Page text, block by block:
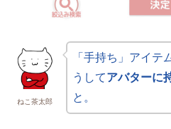
ねこ茶太郎
「手持ち」アイテ
うしてアバターに
と。